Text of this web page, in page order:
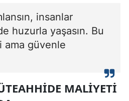
insanlar
huzurla yaşasın. Bu
ama güvenle
MALIYETI